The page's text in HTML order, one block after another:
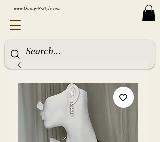
www.Going-N-Style.com